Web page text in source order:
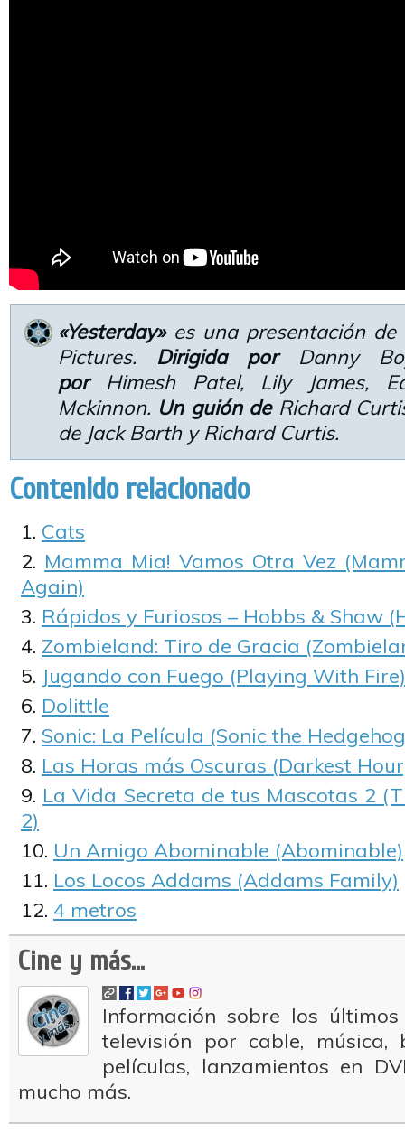
«Yesterday»es una presentación de
Pictures. Dirigida porDanny
porHimesh Patel, Lily James,
Mckinnon. Un guión deRichard
de Jack Barth y Richard Curtis.
Contenido relacionado
Cats
Mamma Mia! Vamos Otra Vez
Again)
Rápidos y Furiosos – Hobbs & Shaw
Zombieland: Tiro de Gracia
Jugando con Fuego (Playing With Fire)
Dolittle
Sonic: La Película (Sonic the
Las Horas más Oscuras (Darkest
La Vida Secreta de tus Mascotas 2
2)
Un Amigo Abominable (Abominable)
Los Locos Addams (Addams Family)
4 metros
Cine y más...
Información sobre los
televisión por cable, música,
películas, lanzamientos en
mucho más.